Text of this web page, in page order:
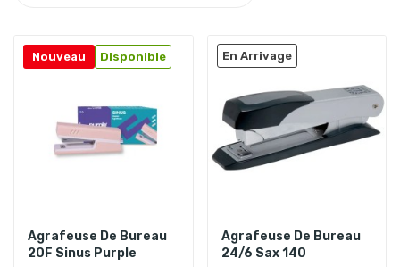
Nouveau Disponible
Agrafeuse De Bureau
20F Sinus Purple
En Arrivage
Agrafeuse De Bureau
24/6 Sax 140